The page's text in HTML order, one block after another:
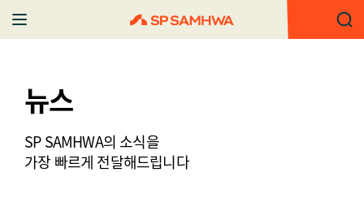
뉴스
SP SAMHWA의 소식을
가장 빠르게 전달해드립니다